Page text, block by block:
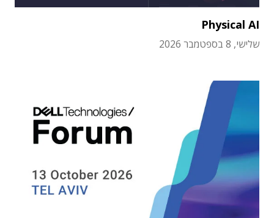
Physical AI
שלישי, 8 בספטמבר 2026